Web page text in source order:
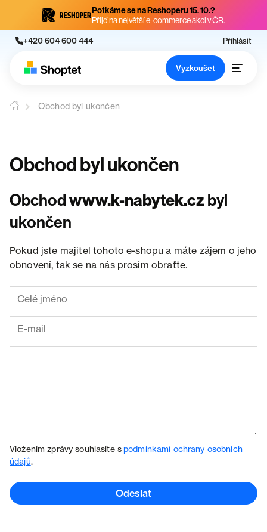
Potkáme se na Reshoperu 15. 10.?
Přijď na největší e-commerce akci v ČR.
+420 604 600 444 Přihlásit
Vyzkoušet
Obchod byl ukončen
Obchod byl ukončen
Obchodwww.k-nabytek.cz byl
ukončen
Pokud jste majitel tohoto e-shopu a máte zájem o jeho
obnovení, tak se na nás prosím obraťte.
Vložením zprávy souhlasíte spodmínkami ochrany osobních
údajů.
Odeslat